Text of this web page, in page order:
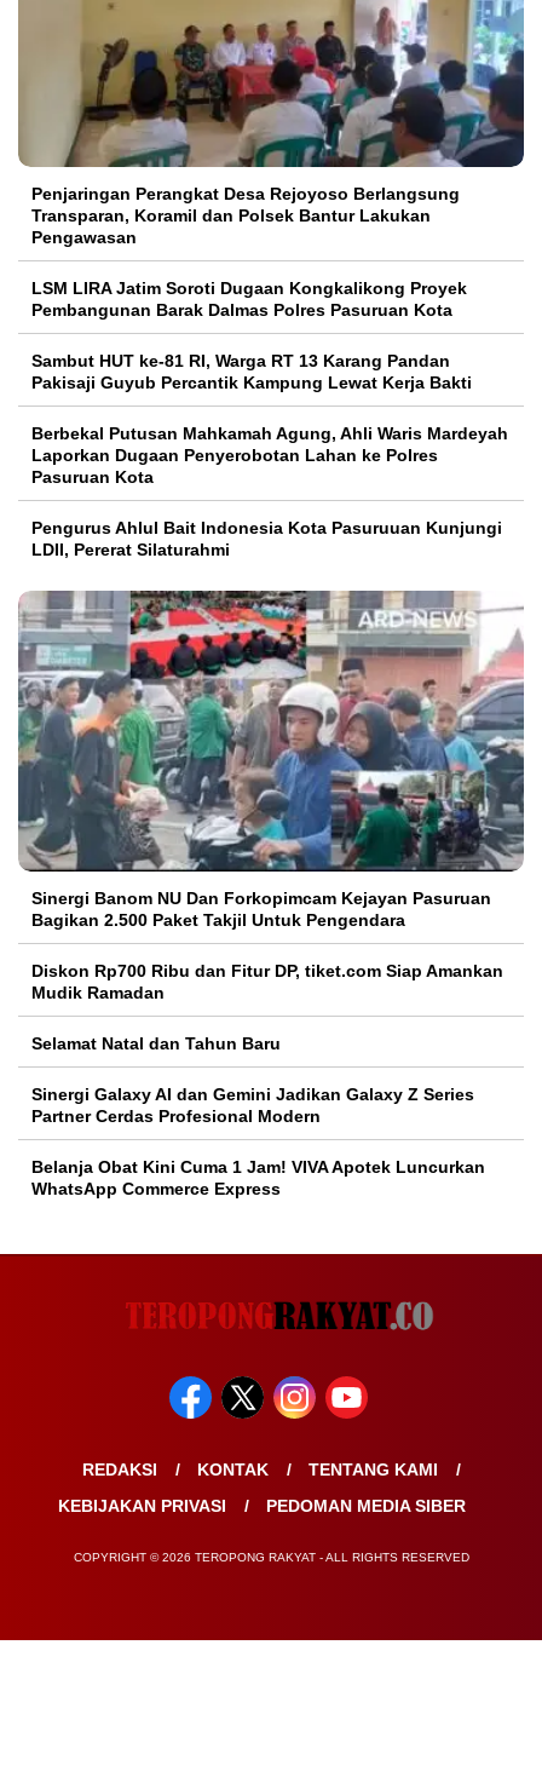
Penjaringan Perangkat Desa Rejoyoso Berlangsung
Transparan, Koramil dan Polsek Bantur Lakukan
Pengawasan
LSM LIRA Jatim Soroti Dugaan Kongkalikong Proyek
Pembangunan Barak Dalmas Polres Pasuruan Kota
Sambut HUT ke-81 RI, Warga RT 13 Karang Pandan
Pakisaji Guyub Percantik Kampung Lewat Kerja Bakti
Berbekal Putusan Mahkamah Agung, Ahli Waris Mardeyah
Laporkan Dugaan Penyerobotan Lahan ke Polres
Pasuruan Kota
Pengurus Ahlul Bait Indonesia Kota Pasuruuan Kunjungi
LDII, Pererat Silaturahmi
Sinergi Banom NU Dan Forkopimcam Kejayan Pasuruan
Bagikan 2.500 Paket Takjil Untuk Pengendara
Diskon Rp700 Ribu dan Fitur DP, tiket.com Siap Amankan
Mudik Ramadan
Selamat Natal dan Tahun Baru
Sinergi Galaxy AI dan Gemini Jadikan Galaxy Z Series
Partner Cerdas Profesional Modern
Belanja Obat Kini Cuma 1 Jam! VIVA Apotek Luncurkan
WhatsApp Commerce Express
REDAKSI KONTAK
TENTANG KAMI
KEBIJAKAN PRIVASI
PEDOMAN MEDIA SIBER
COPYRIGHT © 2026 TEROPONG RAKYAT - ALL RIGHTS RESERVED